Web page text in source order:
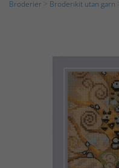
Broderier Broderikit utan garn